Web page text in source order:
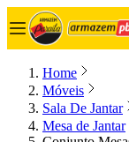
Home
Móveis
Sala De Jantar
Mesa de Jantar